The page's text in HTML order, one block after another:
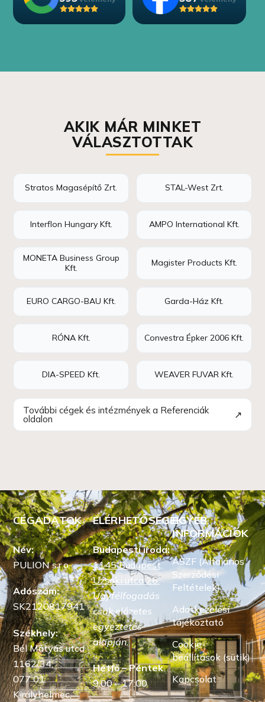
AKIK MÁR MINKET
VÁLASZTOTTAK
Stratos Magasépítő Zrt. STAL-West Zrt.
Interflon Hungary Kft. AMPO International Kft.
MONETA Business Group
Kft.
Magister Products Kft.
EURO CARGO-BAU Kft. Garda-Ház Kft.
RÓNA Kft. Convestra Épker 2006 Kft.
DIA-SPEED Kft. WEAVER FUVAR Kft.
További cégek és intézmények a Referenciák
oldalon ↗
CÉGADATOK
Név:
PULION s.r.o.
Adószám:
SK2120817941
Székhely:
Bél Mátyás utca
1162/34,
077 01
Királyhelmec,
ELÉRHETŐSÉGEK
Budapesti iroda:
1145 Budapest,
Uzsoki utca 26.
Ügyfélfogadás
csak előzetes
egyeztetés
alapján.
Hétfő – Péntek
9:00 – 17:00
EGYÉB
INFORMÁCIÓK
ÁSZF (Általános
Szerződési
Feltételek)
Adatkezelési
tájékoztató
Cookie-
beállítások (sütik)
Kapcsolat